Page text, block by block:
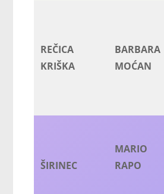
REČICA
KRIŠKA
BARBARA
MOĆAN
ŠIRINEC
MARIO
RAPO